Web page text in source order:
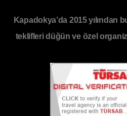
Kapadokya’da 2015 yılından
teklifleri düğün ve özel